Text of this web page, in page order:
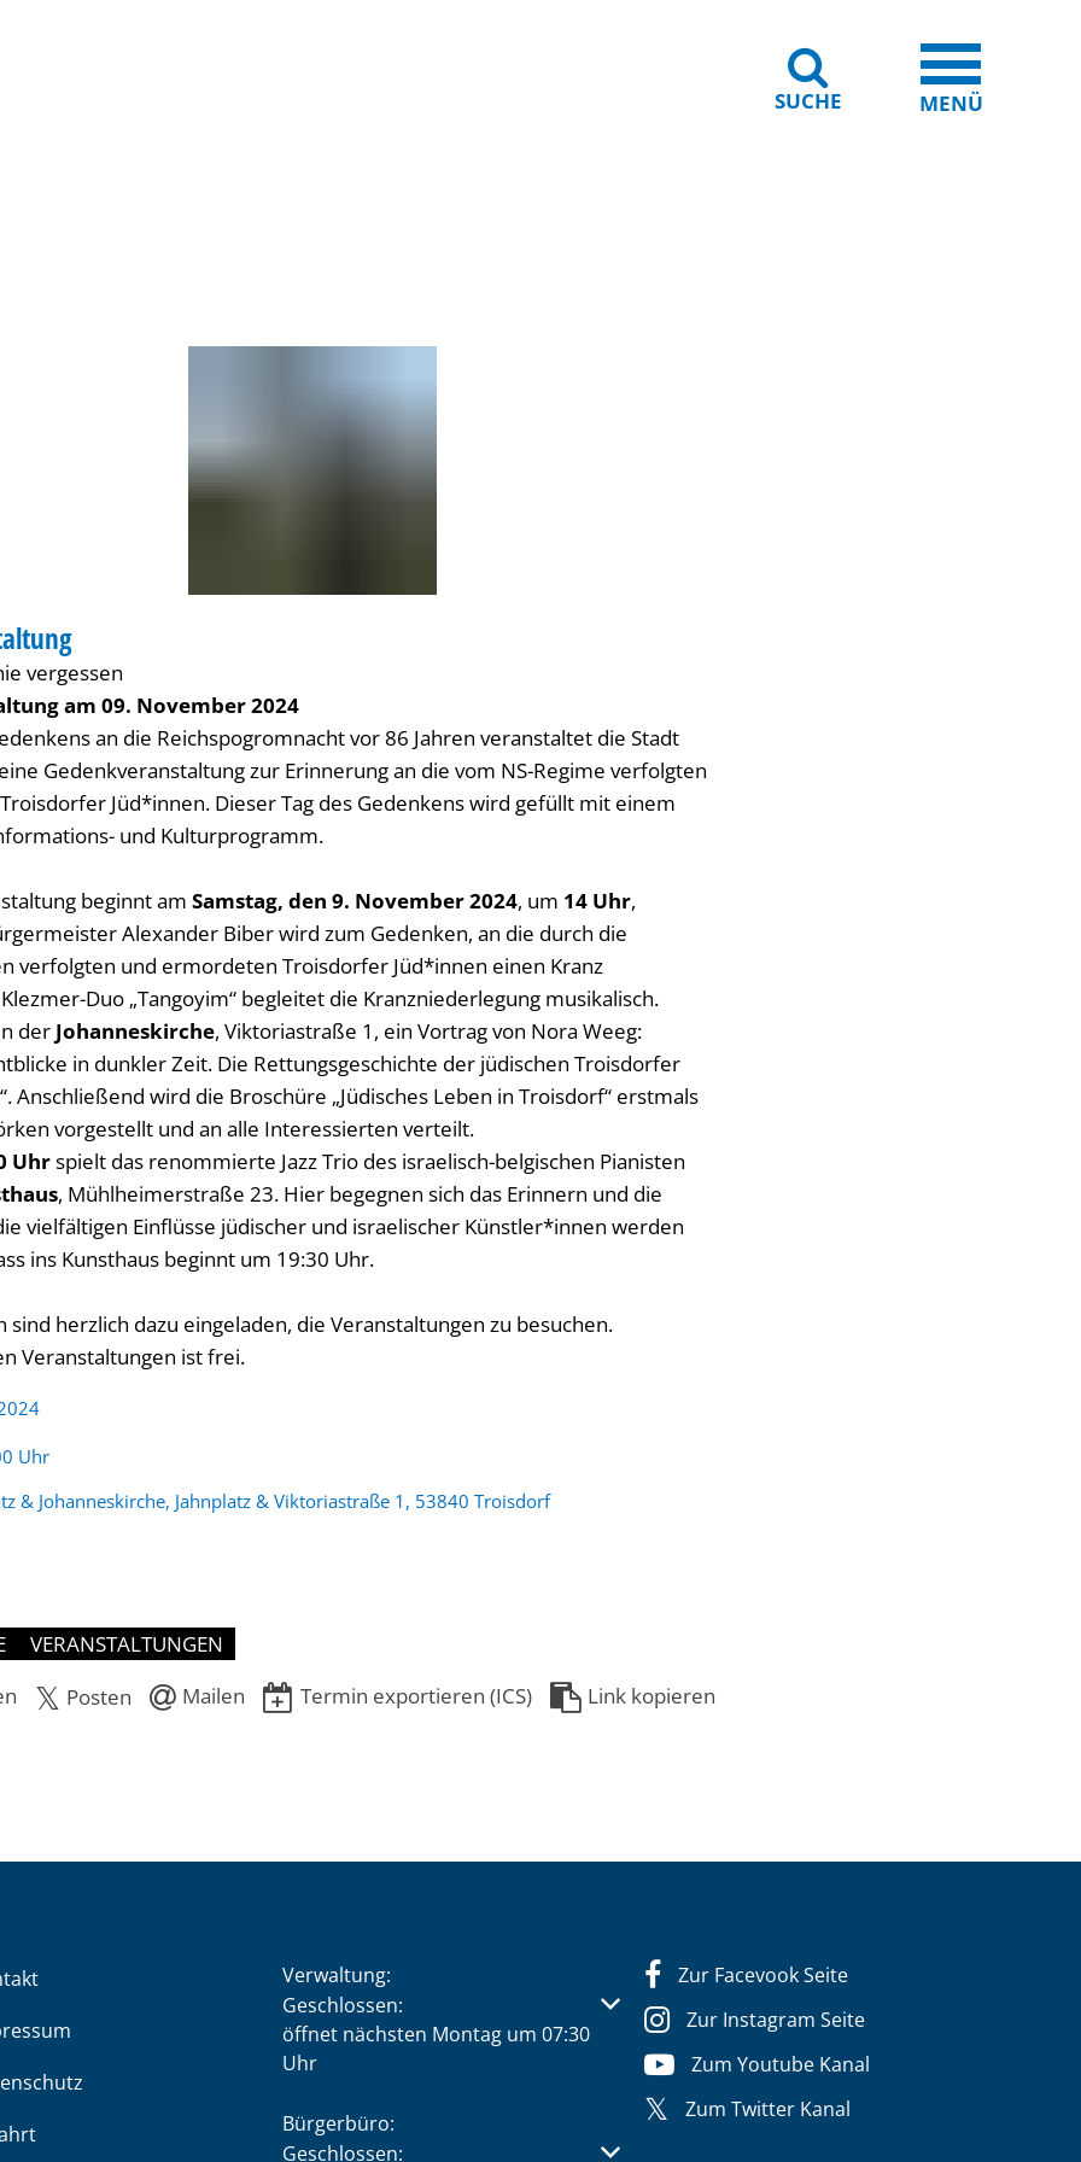
SUCHE MENÜ
vergessen
am 09. November 2024
an die Reichspogromnacht vor 86 Jahren veranstaltet die Stadt
Gedenkveranstaltung zur Erinnerung an die vom NS-Regime verfolgten
Jüd*innen. Dieser Tag des Gedenkens wird gefüllt mit einem
und Kulturprogramm.
beginnt am Samstag, den 9. November 2024, um 14 Uhr,
Alexander Biber wird zum Gedenken, an die durch die
verfolgten und ermordeten Troisdorfer Jüd*innen einen Kranz
Duo „Tangoyim“ begleitet die Kranzniederlegung musikalisch.
der Johanneskirche, Viktoriastraße 1, ein Vortrag von Nora Weeg:
in dunkler Zeit. Die Rettungsgeschichte der jüdischen Troisdorfer
Anschließend wird die Broschüre „Jüdisches Leben in Troisdorf“ erstmals
vorgestellt und an alle Interessierten verteilt.
Uhrspielt das renommierte Jazz Trio des israelisch-belgischen Pianisten
, Mühlheimerstraße 23. Hier begegnen sich das Erinnern und die
vielfältigen Einflüsse jüdischer und israelischer Künstler*innen werden
ins Kunsthaus beginnt um 19:30 Uhr.
herzlich dazu eingeladen, die Veranstaltungen zu besuchen.
Veranstaltungen ist frei.
Uhr
& Johanneskirche, Jahnplatz & Viktoriastraße 1, 53840 Troisdorf
VERANSTALTUNGEN
Posten Mailen Termin exportieren (ICS) Link kopieren
Verwaltung:
Klicken, um weitere Öffnungs- oder Schließzeiten auszublenden
Geschlossen:
öffnet nächsten Montag um 07:30
Uhr
Bürgerbüro:
Klicken, um weitere Öffnungs- oder Schließzeiten auszublenden
Geschlossen:
Zur Facevook Seite
Zur Instagram Seite
Zum Youtube Kanal
Zum Twitter Kanal